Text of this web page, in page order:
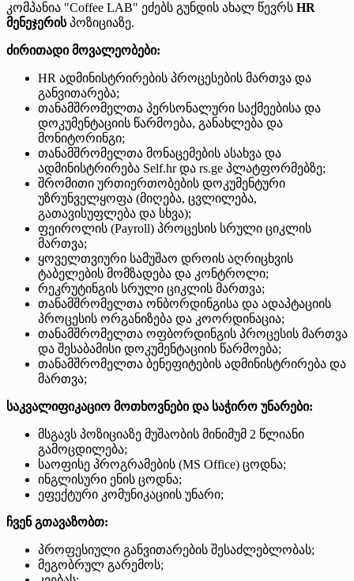
კომპანია "Coffee LAB" ეძებს გუნდის ახალ წევრს HR
მენეჯერისპოზიციაზე.
ძირითადი მოვალეობები:
HR ადმინისტრირების პროცესების მართვა და
განვითარება;
თანამშრომელთა პერსონალური საქმეებისა და
დოკუმენტაციის წარმოება, განახლება და
მონიტორინგი;
თანამშრომელთა მონაცემების ასახვა და
ადმინისტრირება Self.hr და rs.ge პლატფორმებზე;
შრომითი ურთიერთობების დოკუმენტური
უზრუნველყოფა (მიღება, ცვლილება,
გათავისუფლება და სხვა);
ფეიროლის (Payroll) პროცესის სრული ციკლის
მართვა;
ყოველთვიური სამუშაო დროის აღრიცხვის
ტაბელების მომზადება და კონტროლი;
რეკრუტინგის სრული ციკლის მართვა;
თანამშრომელთა ონბორდინგისა და ადაპტაციის
პროცესის ორგანიზება და კოორდინაცია;
თანამშრომელთა ოფბორდინგის პროცესის მართვა
და შესაბამისი დოკუმენტაციის წარმოება;
თანამშრომელთა ბენეფიტების ადმინისტრირება და
მართვა;
საკვალიფიკაციო მოთხოვნები და საჭირო უნარები:
მსგავს პოზიციაზე მუშაობის მინიმუმ 2 წლიანი
გამოცდილება;
საოფისე პროგრამების (MS Office) ცოდნა;
ინგლისური ენის ცოდნა;
ეფექტური კომუნიკაციის უნარი;
ჩვენ გთავაზობთ:
პროფესიული განვითარების შესაძლებლობას;
მეგობრულ გარემოს;